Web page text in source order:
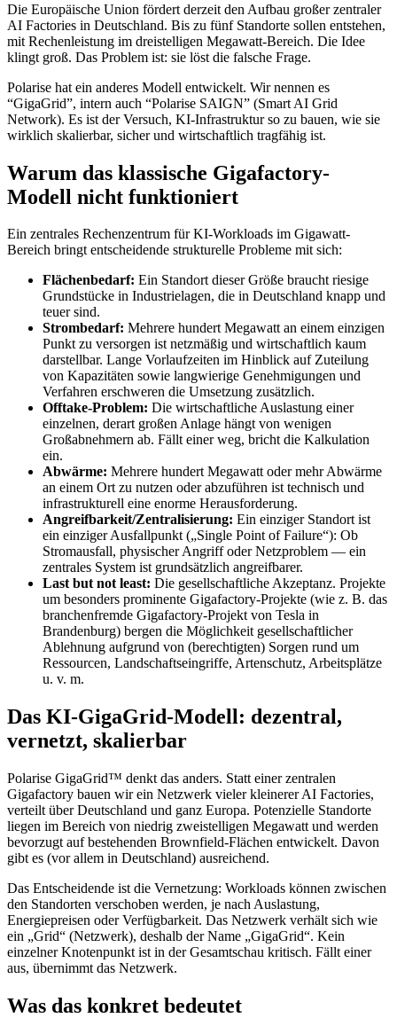
Die Europäische Union fördert derzeit den Aufbau großer zentraler
AI Factories in Deutschland. Bis zu fünf Standorte sollen entstehen,
mit Rechenleistung im dreistelligen Megawatt-Bereich. Die Idee
klingt groß. Das Problem ist: sie löst die falsche Frage.
Polarise hat ein anderes Modell entwickelt. Wir nennen es
“GigaGrid”, intern auch “Polarise SAIGN” (Smart AI Grid
Network). Es ist der Versuch, KI-Infrastruktur so zu bauen, wie sie
wirklich skalierbar, sicher und wirtschaftlich tragfähig ist.
Warum das klassische Gigafactory-
Modell nicht funktioniert
Ein zentrales Rechenzentrum für KI-Workloads im Gigawatt-
Bereich bringt entscheidende strukturelle Probleme mit sich:
Flächenbedarf: Ein Standort dieser Größe braucht riesige
Grundstücke in Industrielagen, die in Deutschland knapp und
teuer sind.
Strombedarf: Mehrere hundert Megawatt an einem einzigen
Punkt zu versorgen ist netzmäßig und wirtschaftlich kaum
darstellbar. Lange Vorlaufzeiten im Hinblick auf Zuteilung
von Kapazitäten sowie langwierige Genehmigungen und
Verfahren erschweren die Umsetzung zusätzlich.
Offtake-Problem: Die wirtschaftliche Auslastung einer
einzelnen, derart großen Anlage hängt von wenigen
Großabnehmern ab. Fällt einer weg, bricht die Kalkulation
ein.
Abwärme: Mehrere hundert Megawatt oder mehr Abwärme
an einem Ort zu nutzen oder abzuführen ist technisch und
infrastrukturell eine enorme Herausforderung.
Angreifbarkeit/Zentralisierung: Ein einziger Standort ist
ein einziger Ausfallpunkt („Single Point of Failure“): Ob
Stromausfall, physischer Angriff oder Netzproblem — ein
zentrales System ist grundsätzlich angreifbarer.
Last but not least: Die gesellschaftliche Akzeptanz. Projekte
um besonders prominente Gigafactory-Projekte (wie z. B. das
branchenfremde Gigafactory-Projekt von Tesla in
Brandenburg) bergen die Möglichkeit gesellschaftlicher
Ablehnung aufgrund von (berechtigten) Sorgen rund um
Ressourcen, Landschaftseingriffe, Artenschutz, Arbeitsplätze
u. v. m.
Das KI-GigaGrid-Modell: dezentral,
vernetzt, skalierbar
Polarise GigaGrid™ denkt das anders. Statt einer zentralen
Gigafactory bauen wir ein Netzwerk vieler kleinerer AI Factories,
verteilt über Deutschland und ganz Europa. Potenzielle Standorte
liegen im Bereich von niedrig zweistelligen Megawatt und werden
bevorzugt auf bestehenden Brownfield-Flächen entwickelt. Davon
gibt es (vor allem in Deutschland) ausreichend.
Das Entscheidende ist die Vernetzung: Workloads können zwischen
den Standorten verschoben werden, je nach Auslastung,
Energiepreisen oder Verfügbarkeit. Das Netzwerk verhält sich wie
ein „Grid“ (Netzwerk), deshalb der Name „GigaGrid“. Kein
einzelner Knotenpunkt ist in der Gesamtschau kritisch. Fällt einer
aus, übernimmt das Netzwerk.
Was das konkret bedeutet